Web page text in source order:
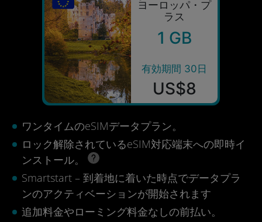
ヨーロッパ・プ
ラス
1 GB
有効期間 30日
US$8
ワンタイムのeSIMデータプラン。
ロック解除されているeSIM対応端末への即時イ
ンストール。
Smartstart – 到着地に着いた時点でデータプラ
ンのアクティベーションが開始されます
追加料金やローミング料金なしの前払い。